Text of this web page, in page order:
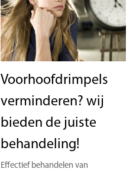
Voorhoofdrimpels
verminderen? wij
bieden de juiste
behandeling!
Effectief behandelen van